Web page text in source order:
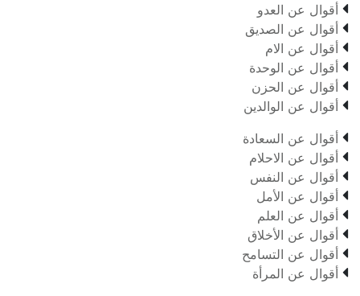
 أقوال عن العدو
 أقوال عن الصديق
 أقوال عن الام
 أقوال عن الوحدة
 أقوال عن الحزن
 أقوال عن الوالدين
 أقوال عن السعادة
 أقوال عن الاحلام
 أقوال عن النفس
 أقوال عن الأمل
 أقوال عن العلم
 أقوال عن الأخلاق
 أقوال عن التسامح
 أقوال عن المرأة